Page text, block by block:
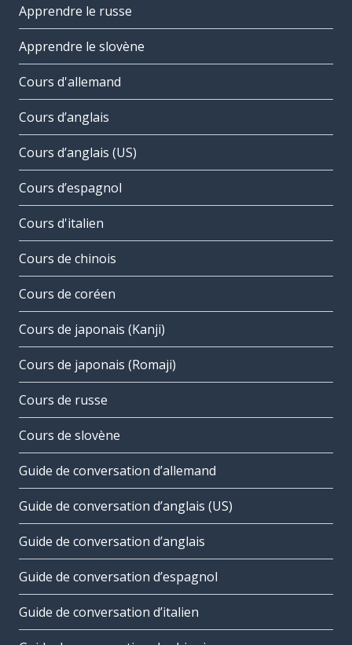
Apprendre le russe
Apprendre le slovène
Cours d'allemand
Cours d’anglais
Cours d’anglais (US)
Cours d’espagnol
Cours d'italien
Cours de chinois
Cours de coréen
Cours de japonais (Kanji)
Cours de japonais (Romaji)
Cours de russe
Cours de slovène
Guide de conversation d’allemand
Guide de conversation d’anglais (US)
Guide de conversation d’anglais
Guide de conversation d’espagnol
Guide de conversation d’italien